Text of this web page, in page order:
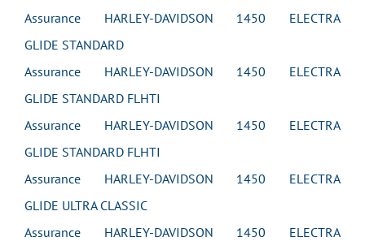
Assurance HARLEY-DAVIDSON 1450 ELECTRA
GLIDE STANDARD
Assurance HARLEY-DAVIDSON 1450 ELECTRA
GLIDE STANDARD FLHTI
Assurance HARLEY-DAVIDSON 1450 ELECTRA
GLIDE STANDARD FLHTI
Assurance HARLEY-DAVIDSON 1450 ELECTRA
GLIDE ULTRA CLASSIC
Assurance HARLEY-DAVIDSON 1450 ELECTRA